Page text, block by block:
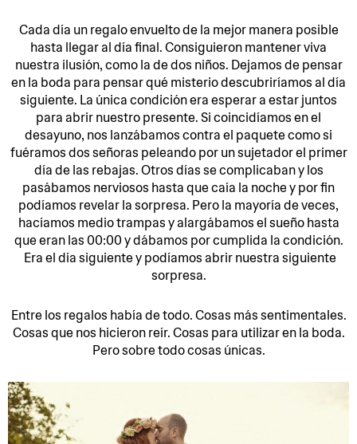
Cada día un regalo envuelto de la mejor manera posible
hasta llegar al día final. Consiguieron mantener viva
nuestra ilusión, como la de dos niños. Dejamos de pensar
en la boda para pensar qué misterio descubriríamos al día
siguiente. La única condición era esperar a estar juntos
para abrir nuestro presente. Si coincidíamos en el
desayuno, nos lanzábamos contra el paquete como si
fuéramos dos señoras peleando por un sujetador el primer
día de las rebajas. Otros días se complicaban y los
pasábamos nerviosos hasta que caía la noche y por fin
podíamos revelar la sorpresa. Pero la mayoría de veces,
hacíamos medio trampas y alargábamos el sueño hasta
que eran las 00:00 y dábamos por cumplida la condición.
Era el día siguiente y podíamos abrir nuestra siguiente
sorpresa.
Entre los regalos había de todo. Cosas más sentimentales.
Cosas que nos hicieron reír. Cosas para utilizar en la boda.
Pero sobre todo cosas únicas.